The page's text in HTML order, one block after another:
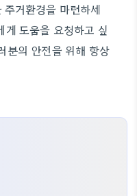
거환경을 마련하세
도움을 요청하고 싶
분의 안전을 위해 항상